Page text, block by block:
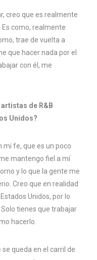
creo que es realmente
como, realmente
trae de vuelta a
que hacer nada por el
con él, me
de R&B
Unidos?
mi fe, que es un poco
mantengo fiel a mí
y lo que la gente me
Creo que en realidad
Unidos, por lo
tienes que trabajar
hacerlo.
queda en el carril de